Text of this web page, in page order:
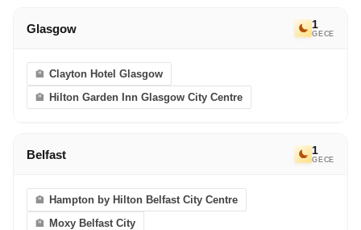
Glasgow 1
GECE
Clayton Hotel Glasgow
Hilton Garden Inn Glasgow City Centre
Belfast 1
GECE
Hampton by Hilton Belfast City Centre
Moxy Belfast City